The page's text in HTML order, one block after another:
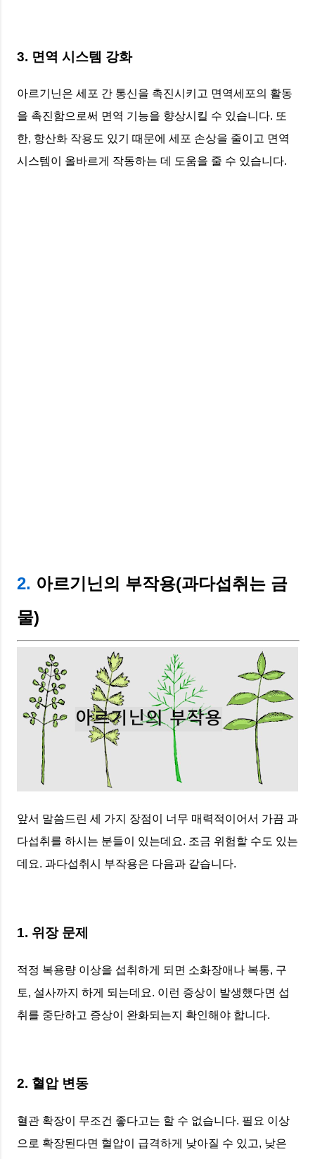
3. 면역 시스템 강화
아르기닌은 세포 간 통신을 촉진시키고 면역세포의 활동
을 촉진함으로써 면역 기능을 향상시킬 수 있습니다. 또
한, 항산화 작용도 있기 때문에 세포 손상을 줄이고 면역
시스템이 올바르게 작동하는 데 도움을 줄 수 있습니다.
2. 아르기닌의 부작용(과다섭취는 금
물)
앞서 말씀드린 세 가지 장점이 너무 매력적이어서 가끔 과
다섭취를 하시는 분들이 있는데요. 조금 위험할 수도 있는
데요. 과다섭취시 부작용은 다음과 같습니다.
1. 위장 문제
적정 복용량 이상을 섭취하게 되면 소화장애나 복통, 구
토, 설사까지 하게 되는데요. 이런 증상이 발생했다면 섭
취를 중단하고 증상이 완화되는지 확인해야 합니다.
2. 혈압 변동
혈관 확장이 무조건 좋다고는 할 수 없습니다. 필요 이상
으로 확장된다면 혈압이 급격하게 낮아질 수 있고, 낮은